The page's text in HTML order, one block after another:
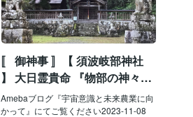
〚 御神事 〛【 須波岐部神社
】 大日霊貴命 『物部の神々と
融合せよ』
Amebaブログ『宇宙意識と未来農業に向
かって』にてご覧ください2023-11-08